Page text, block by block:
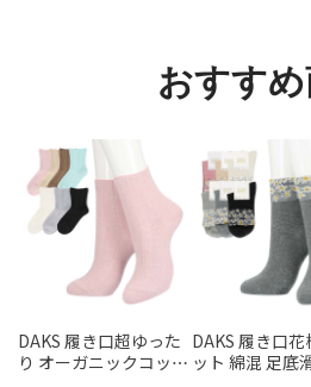
おすす
DAKS 履き口超ゆった
り オーガニックコット
DAKS 履き口花
ット 綿混 足底